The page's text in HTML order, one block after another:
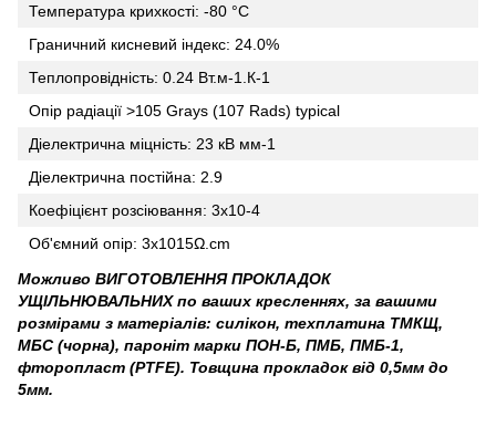
Температура крихкості: -80 °C
Граничний кисневий індекс: 24.0%
Теплопровідність: 0.24 Вт.м-1.К-1
Опір радіації >105 Grays (107 Rads) typical
Діелектрична міцність: 23 кВ мм-1
Діелектрична постійна: 2.9
Коефіцієнт розсіювання: 3x10-4
Об'ємний опір: 3x1015Ω.cm
Можливо ВИГОТОВЛЕННЯ ПРОКЛАДОК
УЩІЛЬНЮВАЛЬНИХ по ваших кресленнях, за вашими
розмірами з матеріалів: силікон, техплатина ТМКЩ,
МБС (чорна), пароніт марки ПОН-Б, ПМБ, ПМБ-1,
фторопласт (PTFE). Товщина прокладок від 0,5мм до
5мм.